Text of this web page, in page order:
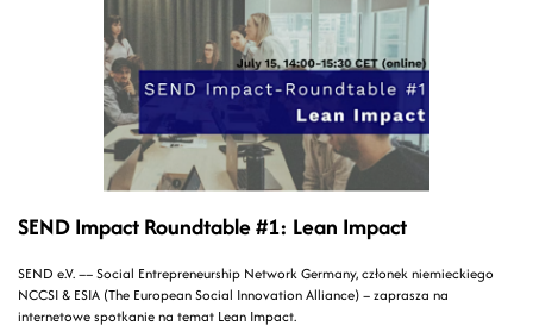
SEND Impact Roundtable #1: Lean Impact
SEND e.V. –– Social Entrepreneurship Network Germany, członek niemieckiego
NCCSI & ESIA (The European Social Innovation Alliance) – zaprasza na
internetowe spotkanie na temat Lean Impact.